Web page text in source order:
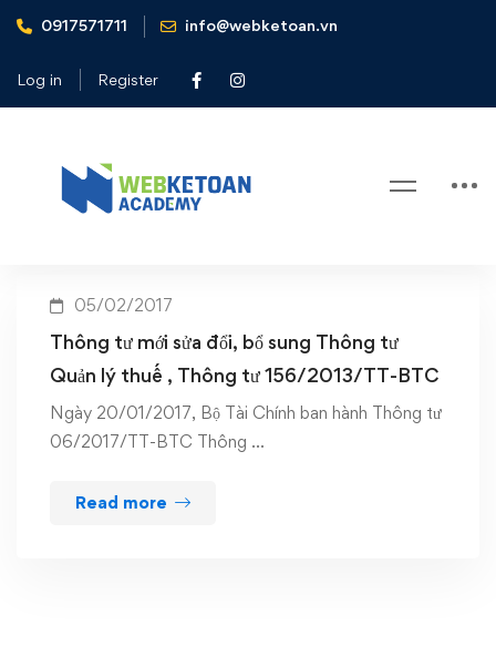
0917571711 info@webketoan.vn
Log in Register
Home bổ sung thông tư 156/2013/TT-BTC
Tag: bổ sung thông tư
05/02/2017
Thông tư mới sửa đổi, bổ sung Thông tư
Quản lý thuế , Thông tư 156/2013/TT-BTC
Ngày 20/01/2017, Bộ Tài Chính ban hành Thông tư
06/2017/TT-BTC Thông …
Read more